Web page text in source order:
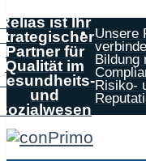
ist Ihr
Partner für
Qualität im
und
Unsere
Bildung
Risiko-